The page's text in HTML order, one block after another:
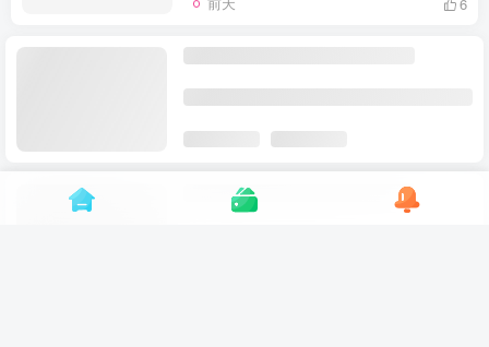
稳定盈利运营知识体系
付费资源 2
某宝付费购买，常用6G音效合集！
970+首宣传片背景音乐，无版权可商